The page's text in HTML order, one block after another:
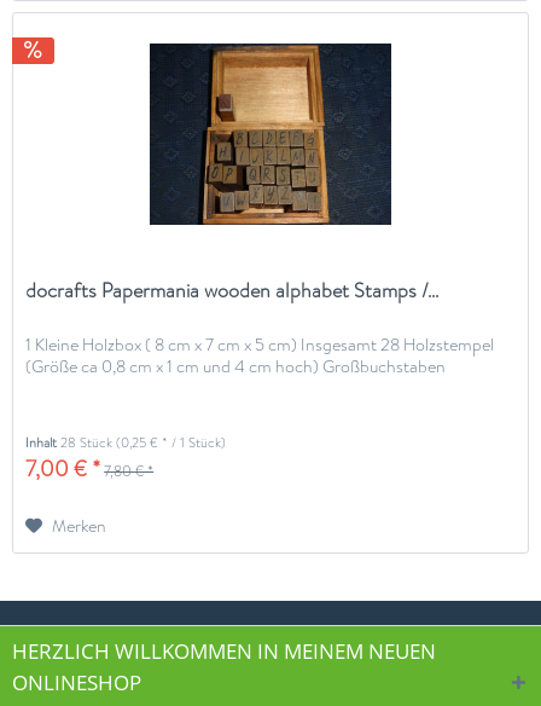
docrafts Papermania wooden alphabet Stamps /...
1 Kleine Holzbox ( 8 cm x 7 cm x 5 cm) Insgesamt 28 Holzstempel
(Größe ca 0,8 cm x 1 cm und 4 cm hoch) Großbuchstaben
Inhalt28 Stück(0,25 € * / 1 Stück)
7,00 € *7,80 € *
Merken
HERZLICH WILLKOMMEN IN MEINEM NEUEN
ONLINESHOP